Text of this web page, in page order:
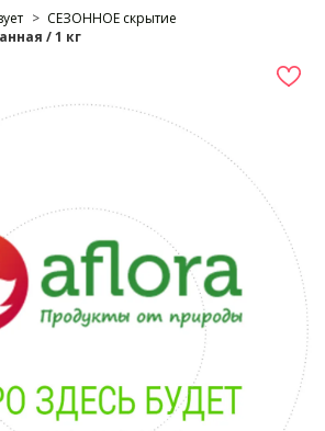
СЕЗОННОЕ скрытие
/ 1 кг